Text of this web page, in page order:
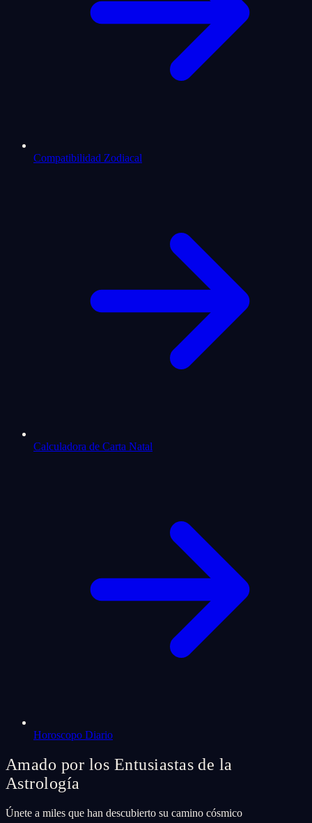
Compatibilidad Zodiacal
Calculadora de Carta Natal
Horoscopo Diario
Amado por los Entusiastas de la
Astrología
Únete a miles que han descubierto su camino cósmico